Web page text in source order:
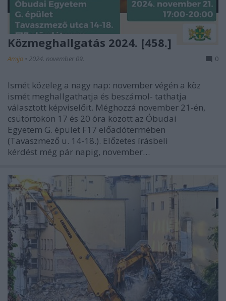
Közmeghallgatás 2024. [458.]
Amijo • 2024. november 09. 0
Ismét közeleg a nagy nap: november végén a köz
ismét meghallgathatja és beszámol- tathatja
választott képviselőit. Méghozzá november 21-én,
csütörtökön 17 és 20 óra között az Óbudai
Egyetem G. épület F17 előadótermében
(Tavaszmező u. 14-18.). Előzetes írásbeli
kérdést még pár napig, november…